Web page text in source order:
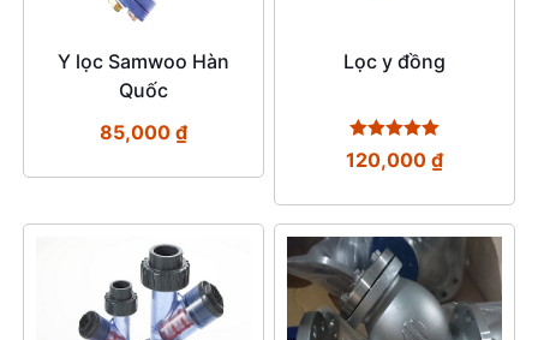
Y lọc Samwoo Hàn
Quốc
85,000 ₫
Lọc y đồng
Được xếp
hạng
5 sao
120,000₫